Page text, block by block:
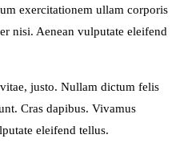
exercitationem ullam corporis
nisi. Aenean vulputate eleifend
justo. Nullam dictum felis
Cras dapibus. Vivamus
eleifend tellus.